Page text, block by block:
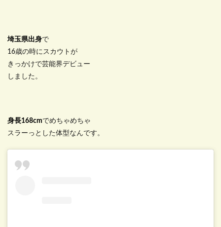
埼玉県出身で
16歳の時にスカウトが
きっかけで芸能界デビュー
しました。
身長168cmでめちゃめちゃ
スラーっとした体型なんです。